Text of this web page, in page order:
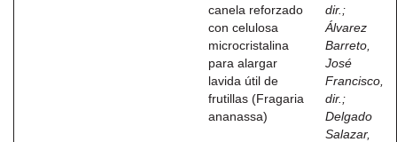
canela reforzado
con celulosa
microcristalina
para alargar
lavida útil de
frutillas (Fragaria
ananassa)
dir. ;
Álvarez
Barreto,
José
Francisco,
dir. ;
Delgado
Salazar,